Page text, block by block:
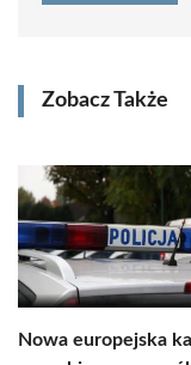
Zobacz Także
Nowa europejska